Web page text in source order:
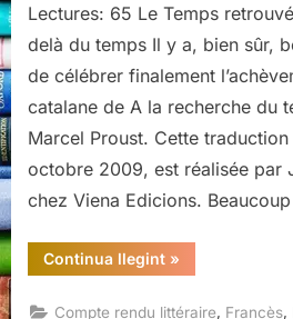
Lectures: 65 Le Temps
delà du temps Il y a, bien sûr,
de célébrer finalement
catalane de A la recherche du
Marcel Proust. Cette
octobre 2009, est réalisée par
chez Viena Edicions.
Continua llegint“Le
Temps
II,
»
Compte rendu littéraire Francès